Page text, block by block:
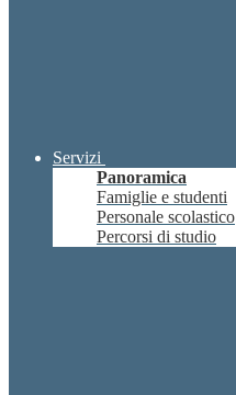
Servizi
Panoramica
Famiglie e studenti
Personale scolastico
Percorsi di studio